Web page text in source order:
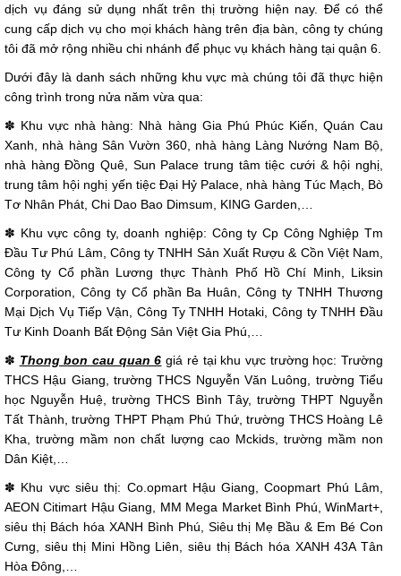
dịch vụ đáng sử dụng nhất trên thị trường hiện nay. Để có thể
cung cấp dịch vụ cho mọi khách hàng trên địa bàn, công ty chúng
tôi đã mở rộng nhiều chi nhánh để phục vụ khách hàng tại quận 6.
Dưới đây là danh sách những khu vực mà chúng tôi đã thực hiện
công trình trong nửa năm vừa qua:
✽ Khu vực nhà hàng: Nhà hàng Gia Phú Phúc Kiến, Quán Cau
Xanh, nhà hàng Sân Vườn 360, nhà hàng Làng Nướng Nam Bộ,
nhà hàng Đồng Quê, Sun Palace trung tâm tiệc cưới & hội nghị,
trung tâm hội nghị yến tiệc Đại Hỷ Palace, nhà hàng Túc Mạch, Bò
Tơ Nhân Phát, Chi Dao Bao Dimsum, KING Garden,…
✽ Khu vực công ty, doanh nghiệp: Công ty Cp Công Nghiệp Tm
Đầu Tư Phú Lâm, Công ty TNHH Sản Xuất Rượu & Cồn Việt Nam,
Công ty Cổ phần Lương thực Thành Phố Hồ Chí Minh, Liksin
Corporation, Công ty Cổ phần Ba Huân, Công ty TNHH Thương
Mại Dịch Vụ Tiếp Vận, Công Ty TNHH Hotaki, Công ty TNHH Đầu
Tư Kinh Doanh Bất Động Sản Việt Gia Phú,…
✽ Thong bon cau quan 6 giá rẻ tại khu vực trường học: Trường
THCS Hậu Giang, trường THCS Nguyễn Văn Luông, trường Tiểu
học Nguyễn Huệ, trường THCS Bình Tây, trường THPT Nguyễn
Tất Thành, trường THPT Phạm Phú Thứ, trường THCS Hoàng Lê
Kha, trường mầm non chất lượng cao Mckids, trường mầm non
Dân Kiệt,…
✽ Khu vực siêu thị: Co.opmart Hậu Giang, Coopmart Phú Lâm,
AEON Citimart Hậu Giang, MM Mega Market Bình Phú, WinMart+,
siêu thị Bách hóa XANH Bình Phú, Siêu thị Mẹ Bầu & Em Bé Con
Cưng, siêu thị Mini Hồng Liên, siêu thị Bách hóa XANH 43A Tân
Hòa Đông,…